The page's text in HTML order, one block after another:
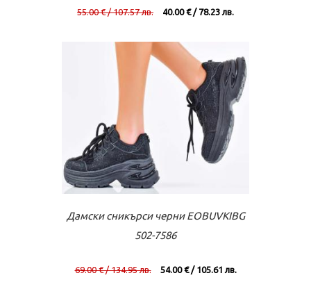
55.00 € / 107.57 лв. 40.00 € / 78.23 лв.
Виж повече
Дамски сникърси черни EOBUVKIBG
502-7586
69.00 € / 134.95 лв. 54.00 € / 105.61 лв.